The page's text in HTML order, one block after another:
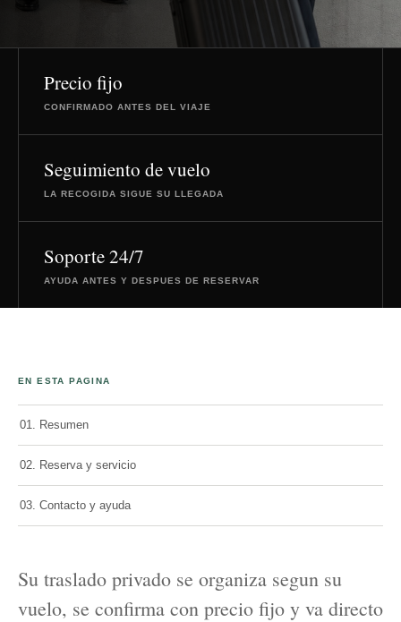
Precio fijo
CONFIRMADO ANTES DEL VIAJE
Seguimiento de vuelo
LA RECOGIDA SIGUE SU LLEGADA
Soporte 24/7
AYUDA ANTES Y DESPUES DE RESERVAR
EN ESTA PAGINA
01. Resumen
02. Reserva y servicio
03. Contacto y ayuda
Su traslado privado se organiza segun su
vuelo, se confirma con precio fijo y va directo